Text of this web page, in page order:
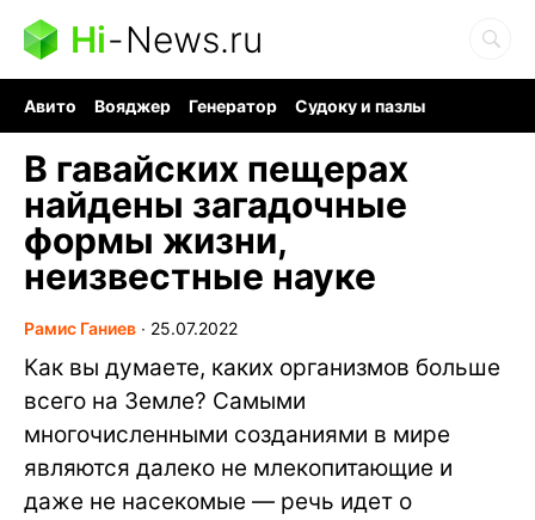
Hi-News.ru
Авито Вояджер Генератор
Судоку и пазлы
В гавайских пещерах
найдены загадочные
формы жизни,
неизвестные науке
Рамис Ганиев ∙ 25.07.2022
Как вы думаете, каких организмов больше
всего на Земле? Самыми
многочисленными созданиями в мире
являются далеко не млекопитающие и
даже не насекомые — речь идет о